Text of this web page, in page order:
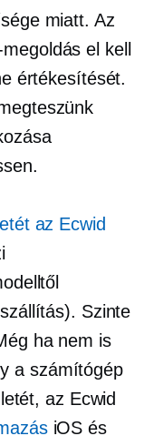
miatt. Az
el kell
értékesítését.
az Ecwid
Szinte
ha nem is
a számítógép
az Ecwid
iOS és